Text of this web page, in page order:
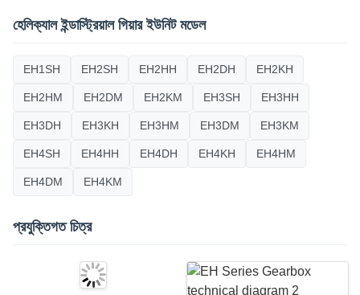
হেলিক্যাল ইন্ডাস্ট্রিয়াল গিয়ার ইউনিট মডেল
EH1SH EH2SH EH2HH EH2DH EH2KH
EH2HM EH2DM EH2KM EH3SH EH3HH
EH3DH EH3KH EH3HM EH3DM EH3KM
EH4SH EH4HH EH4DH EH4KH EH4HM
EH4DM EH4KM
প্রযুক্তিগত চিত্র